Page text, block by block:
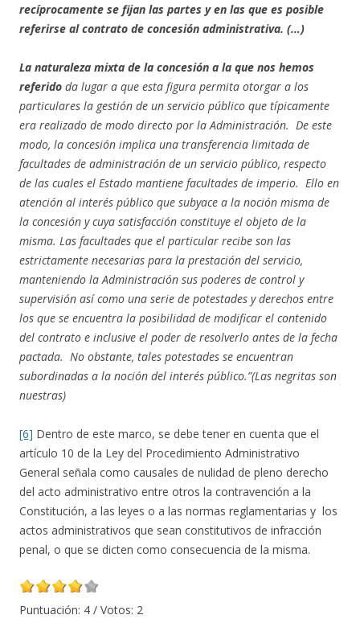
recíprocamente se fijan las partes y en las que es posible
referirse al contrato de concesión administrativa. (…)
La naturaleza mixta de la concesión a la que nos hemos
referido da lugar a que esta figura permita otorgar a los
particulares la gestión de un servicio público que típicamente
era realizado de modo directo por la Administración. De este
modo, la concesión implica una transferencia limitada de
facultades de administración de un servicio público, respecto
de las cuales el Estado mantiene facultades de imperio. Ello en
atención al interés público que subyace a la noción misma de
la concesión y cuya satisfacción constituye el objeto de la
misma. Las facultades que el particular recibe son las
estrictamente necesarias para la prestación del servicio,
manteniendo la Administración sus poderes de control y
supervisión así como una serie de potestades y derechos entre
los que se encuentra la posibilidad de modificar el contenido
del contrato e inclusive el poder de resolverlo antes de la fecha
pactada. No obstante, tales potestades se encuentran
subordinadas a la noción del interés público.”(Las negritas son
nuestras)
[6] Dentro de este marco, se debe tener en cuenta que el
artículo 10 de la Ley del Procedimiento Administrativo
General señala como causales de nulidad de pleno derecho
del acto administrativo entre otros la contravención a la
Constitución, a las leyes o a las normas reglamentarias y los
actos administrativos que sean constitutivos de infracción
penal, o que se dicten como consecuencia de la misma.
Puntuación: 4 / Votos: 2